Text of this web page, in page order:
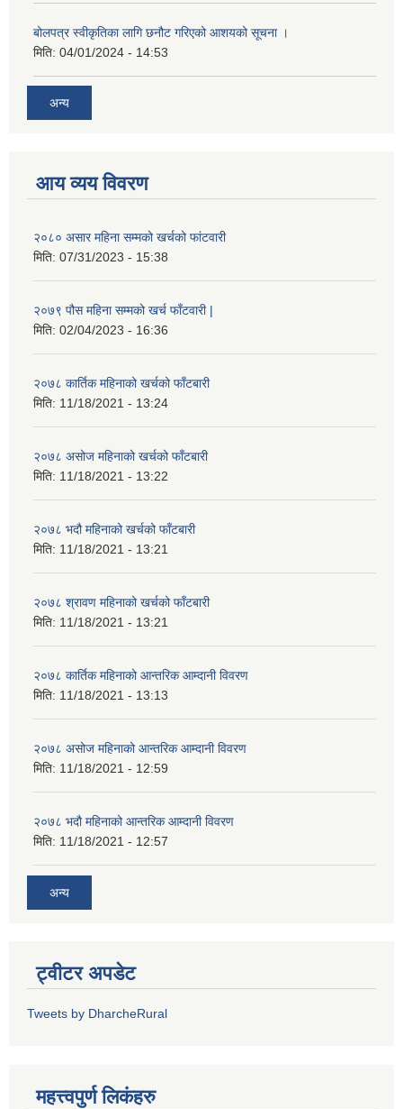
बोलपत्र स्वीकृतिका लागि छनौट गरिएको आशयको सूचना ।
मिति: 04/01/2024 - 14:53
अन्य
आय व्यय विवरण
२०८० असार महिना सम्मको खर्चको फांटवारी
मिति: 07/31/2023 - 15:38
२०७९ पौस महिना सम्मको खर्च फाँटवारी |
मिति: 02/04/2023 - 16:36
२०७८ कार्तिक महिनाको खर्चको फाँटबारी
मिति: 11/18/2021 - 13:24
२०७८ असोज महिनाको खर्चको फाँटबारी
मिति: 11/18/2021 - 13:22
२०७८ भदौ महिनाको खर्चको फाँटबारी
मिति: 11/18/2021 - 13:21
२०७८ श्रावण महिनाको खर्चको फाँटबारी
मिति: 11/18/2021 - 13:21
२०७८ कार्तिक महिनाको आन्तरिक आम्दानी विवरण
मिति: 11/18/2021 - 13:13
२०७८ असोज महिनाको आन्तरिक आम्दानी विवरण
मिति: 11/18/2021 - 12:59
२०७८ भदौ महिनाको आन्तरिक आम्दानी विवरण
मिति: 11/18/2021 - 12:57
अन्य
ट्वीटर अपडेट
Tweets by DharcheRural
महत्त्वपुर्ण लिकंहरु